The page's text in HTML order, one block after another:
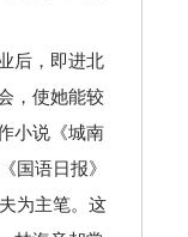
后，即进北
，使她能较
小说《城南
国语日报》
为主笔。这